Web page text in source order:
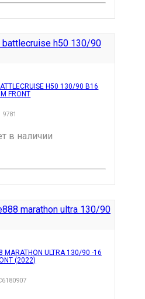
H50 130/90 B16
FRONT
9781
ULTRA 130/90 -16
(2022)